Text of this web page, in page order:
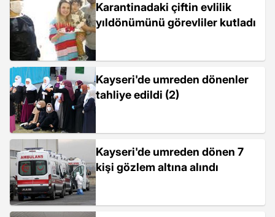
Karantinadaki çiftin evlilik
yıldönümünü görevliler kutladı
Kayseri'de umreden dönenler
tahliye edildi (2)
Kayseri'de umreden dönen 7
kişi gözlem altına alındı